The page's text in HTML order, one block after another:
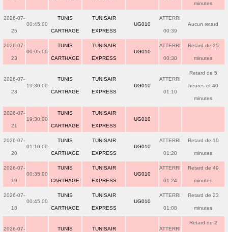
minutes
2026-07-
25
00:45:00
TUNIS
CARTHAGE
TUNISAIR
EXPRESS
UG010
ATTERRI
00:39
Aucun retard
2026-07-
23
00:05:00
TUNIS
CARTHAGE
TUNISAIR
EXPRESS
UG010
ATTERRI
00:30
Retard de 25
minutes
2026-07-
23
19:30:00
TUNIS
CARTHAGE
TUNISAIR
EXPRESS
UG010
ATTERRI
01:10
Retard de 5
heures et 40
minutes
2026-07-
21
19:30:00
TUNIS
CARTHAGE
TUNISAIR
EXPRESS
UG010
2026-07-
20
01:10:00
TUNIS
CARTHAGE
TUNISAIR
EXPRESS
UG010
ATTERRI
01:20
Retard de 10
minutes
2026-07-
19
00:35:00
TUNIS
CARTHAGE
TUNISAIR
EXPRESS
UG010
ATTERRI
01:24
Retard de 49
minutes
2026-07-
18
00:45:00
TUNIS
CARTHAGE
TUNISAIR
EXPRESS
UG010
ATTERRI
01:08
Retard de 23
minutes
2026-07- TUNIS TUNISAIR ATTERRI
Retard de 2